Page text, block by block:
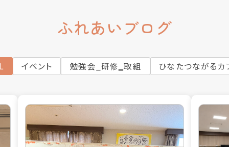
ふれあいブログ
イベント 勉強会_研修‗取組 ひなたつながるカ